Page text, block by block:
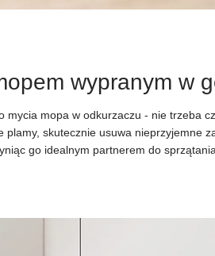
wypranym w
mycia mopa w odkurzaczu - nie trzeba
skutecznie usuwa nieprzyjemne
go idealnym partnerem do sprzątania.